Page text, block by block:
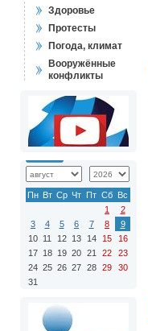
Здоровье
Протесты
Погода, климат
Вооружённые
конфликты
Пн Вт Ср Чт Пт Сб Вс
1
2
3
4 5 6 7 8
9
10 11 12 13 14 15
16
17 18 19 20 21 22
23
24 25 26 27 28 29
30
31